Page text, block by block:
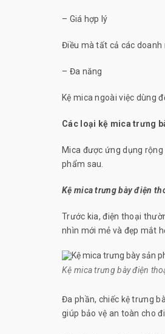
– Giá hợp lý
Điều mà tất cả các doanh
– Đa năng
Kệ mica ngoài việc dùng
Các loại kệ mica trưng
Mica được ứng dụng
phẩm sau.
Kệ mica trưng bày điện
Trước kia, điện thoại
nhìn mới mẻ và đẹp mắt
Kệ mica trưng bày điện
Đa phần, chiếc kệ trưng
giúp bảo vệ an toàn cho